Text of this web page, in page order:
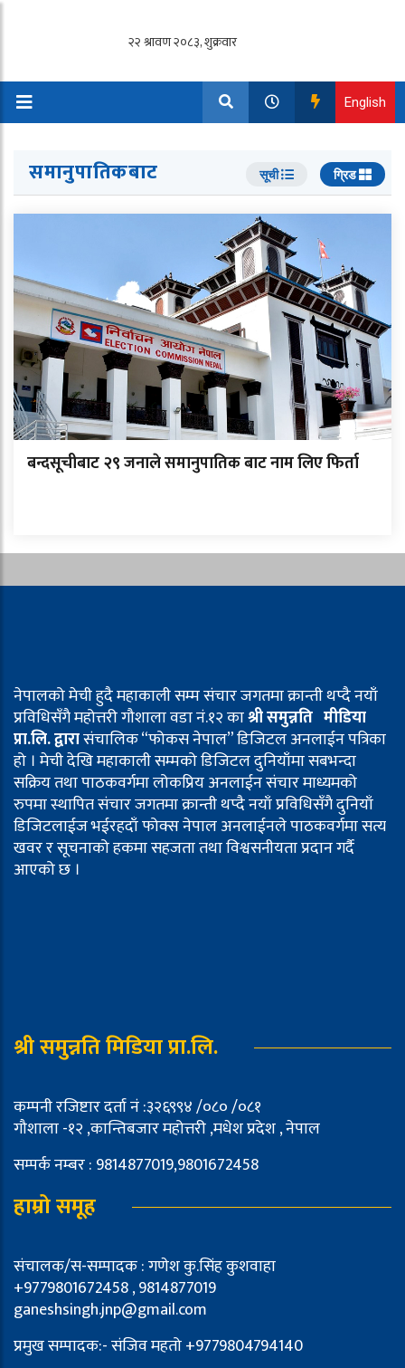
English
समानुपातिकबाट सूची ग्रिड
बन्दसूचीबाट २९ जनाले समानुपातिक बाट नाम लिए फिर्ता
नेपालको मेची हुदै महाकाली सम्म संचार जगतमा क्रान्ती थप्दै नयाँ
प्रविधिसँगै महोत्तरी गौशाला वडा नं.१२ काश्री समुन्नति मीडिया
प्रा.लि. द्वारासंचालिक “फोकस नेपाल” डिजिटल अनलाईन पत्रिका
हो । मेची देखि महाकाली सम्मको डिजिटल दुनियाँमा सबभन्दा
सक्रिय तथा पाठकवर्गमा लोकप्रिय अनलाईन संचार माध्यमको
रुपमा स्थापित संचार जगतमा क्रान्ती थप्दै नयाँ प्रविधिसँगै दुनियाँ
डिजिटलाईज भईरहदाँ फोक्स नेपाल अनलाईनले पाठकवर्गमा सत्य
खवर र सूचनाको हकमा सहजता तथा विश्वसनीयता प्रदान गर्दै
आएको छ ।
श्री समुन्नति मिडिया प्रा.लि.
कम्पनी रजिष्टार दर्ता नं :३२६९९४ /०८० /०८१
गौशाला -१२ ,कान्तिबजार महोत्तरी ,मधेश प्रदेश , नेपाल
सम्पर्क नम्बर : 9814877019,9801672458
हाम्रो समूह
संचालक/स-सम्पादक : गणेश कु.सिंह कुशवाहा
+9779801672458 , 9814877019
ganeshsingh.jnp@gmail.com
प्रमुख सम्पादक:- संजिव महतो +9779804794140